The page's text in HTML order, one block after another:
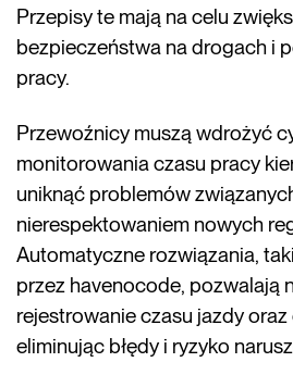
Przepisy te mają na celu
bezpieczeństwa na drogach i
pracy.
Przewoźnicy muszą wdrożyć
monitorowania czasu pracy
uniknąć problemów
nierespektowaniem nowych
Automatyczne rozwiązania,
przez havenocode, pozwalają
rejestrowanie czasu jazdy
eliminując błędy i ryzyko